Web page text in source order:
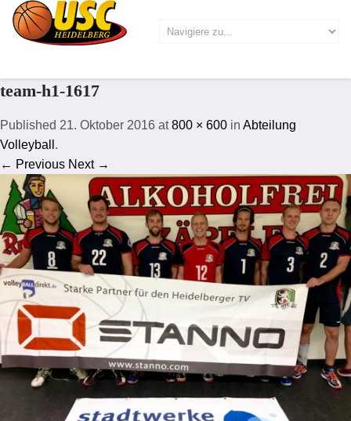
team-h1-1617
Published 21. Oktober 2016 at800 × 600 in Abteilung
Volleyball .
← Previous Next →